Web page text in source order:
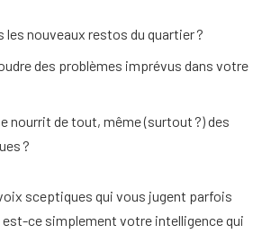
nouveaux restos du quartier ?
des problèmes imprévus dans votre
nourrit de tout, même (surtout ?) des
?
sceptiques qui vous jugent parfois
ce simplement votre intelligence qui